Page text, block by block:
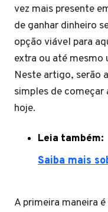
vez mais presente
de ganhar dinheiro
opção viável para
extra ou até mesmo
Neste artigo, serão
simples de começar
hoje.
Leia também:
Saiba mais
A primeira maneira